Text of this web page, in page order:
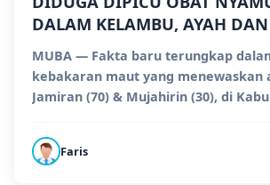
DALAM KELAMBU, AYAH
MUBA TEWAS TERBAKAR
MUBA — Fakta baru terungkap
kebakaran maut yang menewaskan
Jamiran (70) & Mujahirin (30), di
Faris